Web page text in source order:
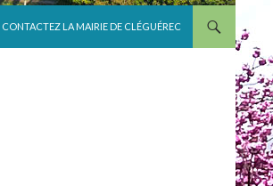
CONTACTEZ LA MAIRIE DE CLÉGUÉREC